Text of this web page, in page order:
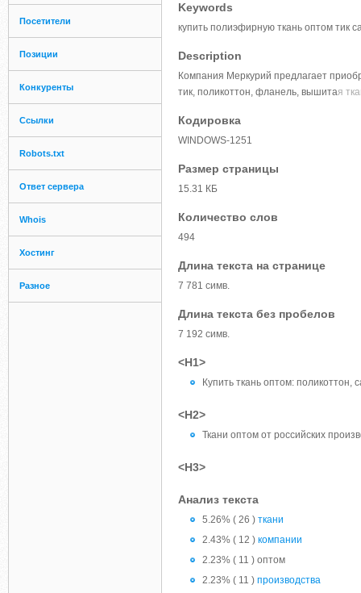
Посетители
Позиции
Конкуренты
Ссылки
Robots.txt
Ответ сервера
Whois
Хостинг
Разное
Keywords
купить полиэфирную ткань оптом тик
Description
Компания Меркурий предлагает
тик, поликоттон, фланель, вышитая
Кодировка
WINDOWS-1251
Размер страницы
15.31 КБ
Количество слов
494
Длина текста на странице
7 781 симв.
Длина текста без пробелов
7 192 симв.
<H1>
Купить ткань оптом: поликоттон,
<H2>
Ткани оптом от российских
<H3>
Анализ текста
5.26% ( 26 ) ткани
2.43% ( 12 ) компании
2.23% ( 11 ) оптом
2.23% ( 11 ) производства